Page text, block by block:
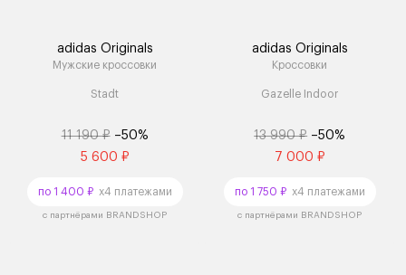
adidas Originals
Мужские кроссовки
Stadt
11 190 ₽ –50%
5 600 ₽
по 1 400 ₽x4 платежами
с партнёрами BRANDSHOP
adidas Originals
Кроссовки
Gazelle Indoor
13 990 ₽ –50%
7 000 ₽
по 1 750 ₽x4 платежами
с партнёрами BRANDSHOP